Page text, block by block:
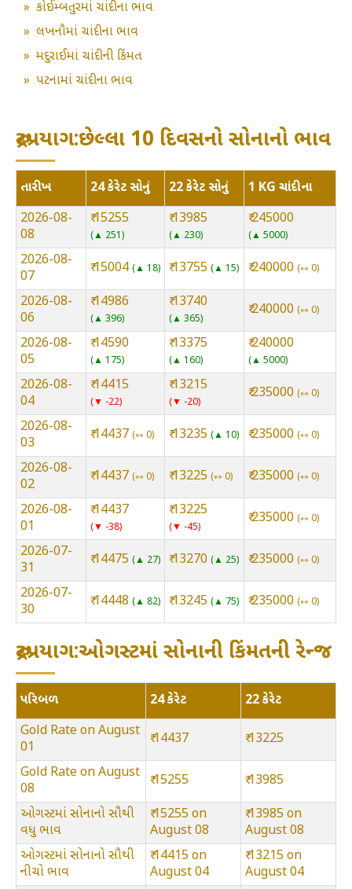
» કોઈમ્બતુરમાં ચાંદીના ભાવ
» લખનૌમાં ચાંદીના ભાવ
» મદુરાઈમાં ચાંદીની કિંમત
» પટનામાં ચાંદીના ભાવ
રુદ્રપ્રયાગ:છેલ્લા 10 દિવસનો સોનાનો ભાવ
તારીખ 24 કેરેટ સોનું 22 કેરેટ સોનું
1 KG ચાંદીના
2026-08-
08
₹ 15255
▲ 251
₹ 13985
▲ 230
₹ 245000
▲ 5000
2026-08-
07
₹ 15004 ▲ 18 ₹ 13755 ▲ 15 ₹ 240000 ⇿ 0
2026-08-
06
₹ 14986
▲ 396
₹ 13740
▲ 365
₹ 240000 ⇿ 0
2026-08-
05
₹ 14590
▲ 175
₹ 13375
▲ 160
₹ 240000
▲ 5000
2026-08-
04
₹ 14415
▼ -22
₹ 13215
▼ -20
₹ 235000 ⇿ 0
2026-08-
03
₹ 14437 ⇿ 0 ₹ 13235 ▲ 10 ₹ 235000 ⇿ 0
2026-08-
02
₹ 14437 ⇿ 0 ₹ 13225 ⇿ 0 ₹ 235000 ⇿ 0
2026-08-
01
₹ 14437
▼ -38
₹ 13225
▼ -45
₹ 235000 ⇿ 0
2026-07-
31
₹ 14475 ▲ 27 ₹ 13270 ▲ 25 ₹ 235000 ⇿ 0
2026-07-
30
₹ 14448 ▲ 82 ₹ 13245 ▲ 75 ₹ 235000 ⇿ 0
રુદ્રપ્રયાગ:ઓગસ્ટમાં સોનાની કિંમતની રેન્જ
પરિબળ 24 કેરેટ
22 કેરેટ
Gold Rate on August
01
₹ 14437 ₹ 13225
Gold Rate on August
08
₹ 15255 ₹ 13985
ઓગસ્ટમાં સોનાનો સૌથી
વધુ ભાવ
₹ 15255 on
August 08
₹ 13985 on
August 08
ઓગસ્ટમાં સોનાનો સૌથી
નીચો ભાવ
₹ 14415 on
August 04
₹ 13215 on
August 04